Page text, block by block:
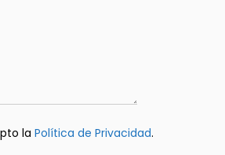
la Política de Privacidad.